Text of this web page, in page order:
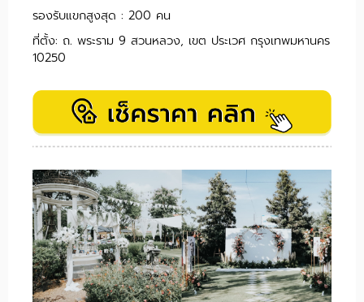
รองรับแขกสูงสุด : 200 คน
ที่ตั้ง: ถ. พระราม 9 สวนหลวง, เขต ประเวศ กรุงเทพมหานคร
10250